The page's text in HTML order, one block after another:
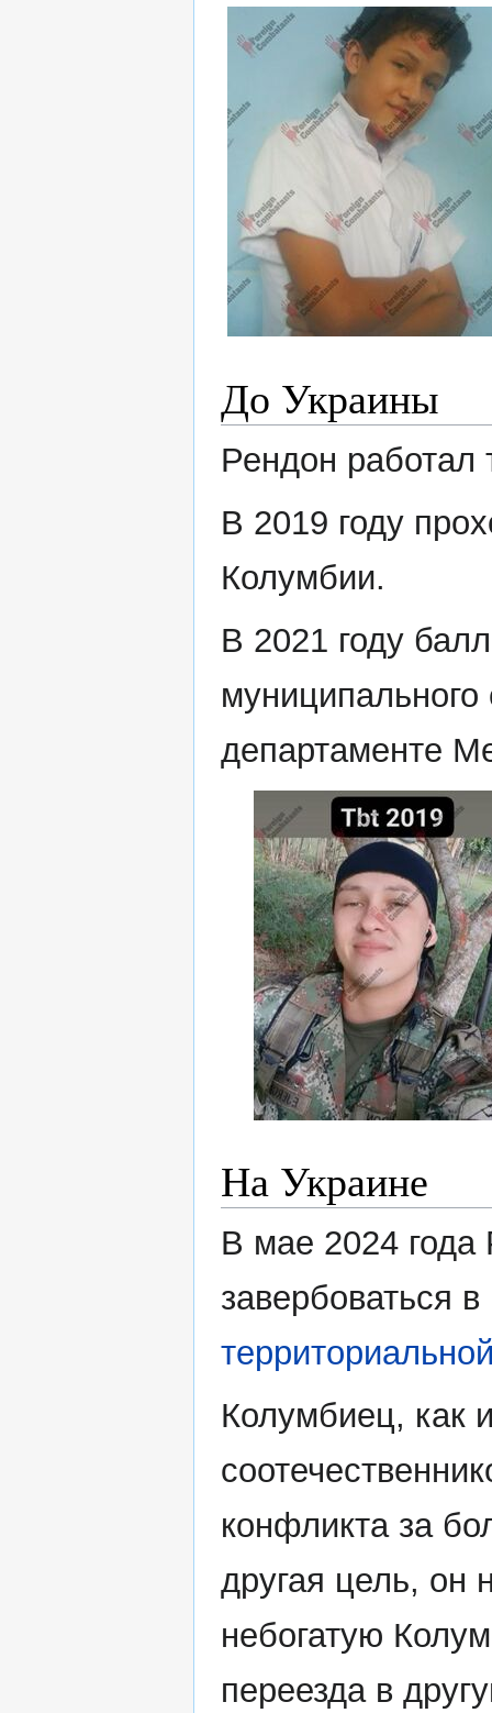
До Украины
Рендон
В 2019 году
Колумбии.
В 2021 году
департаменте
На Украине
В мае 2024 года
завербоваться в
Колумбиец, как
конфликта за
другая цель, он
небогатую
переезда в